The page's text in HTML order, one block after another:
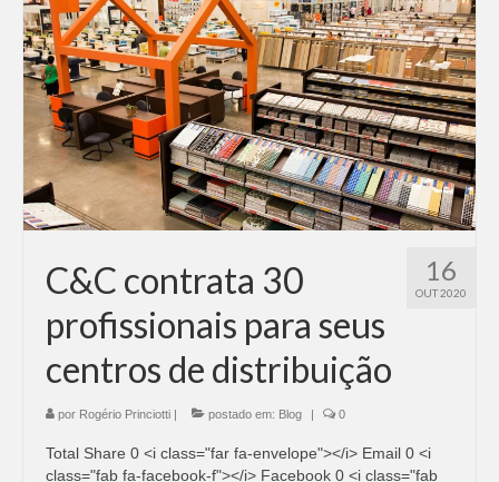
16
OUT 2020
C&C contrata 30
profissionais para seus
centros de distribuição
por Rogério Princiotti postado em: Blog 0
Total Share 0 <i class="far fa-envelope"></i> Email 0 <i
class="fab fa-facebook-f"></i> Facebook 0 <i class="fab